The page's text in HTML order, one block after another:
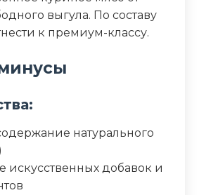
выгула. По составу
к премиум-классу.
натурального
искусственных добавок и